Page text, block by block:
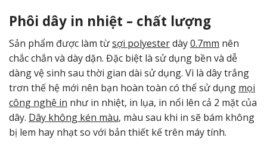
Phôi dây in nhiệt – chất lượng
Sản phẩm được làm từsợi polyesterdày0.7mm nên
chắc chắn và dày dặn. Đặc biệt là sử dụng bền và dễ
dàng vệ sinh sau thời gian dài sử dụng. Vì là dây trắng
trơn thế hệ mới nên bạn hoàn toàn có thể sử dụng mọi
công nghệ in như in nhiệt, in lụa, in nổi lên cả 2 mặt của
dây. Dây không kén màu, màu sau khi in sẽ bám không
bị lem hay nhạt so với bản thiết kế trên máy tính.